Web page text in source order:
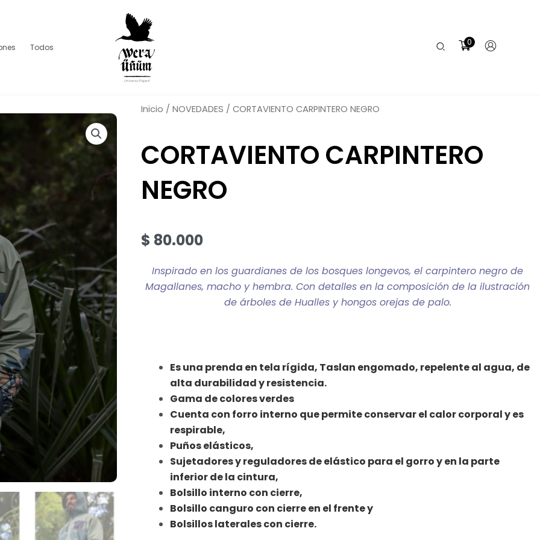
Todos Buscar
0
Inicio / NOVEDADES / CORTAVIENTO CARPINTERO NEGRO
CORTAVIENTO CARPINTERO
NEGRO
$ 80.000
Inspirado en los guardianes de los bosques longevos, el carpintero negro de
Magallanes, macho y hembra. Con detalles en la composición de la ilustración
de árboles de Hualles y hongos orejas de palo.
Es una prenda en tela rígida, Taslan engomado, repelente al agua, de
alta durabilidad y resistencia.
Gama de colores verdes
Cuenta con forro interno que permite conservar el calor corporal y es
respirable,
Puños elásticos,
Sujetadores y reguladores de elástico para el gorro y en la parte
inferior de la cintura,
Bolsillo interno con cierre,
Bolsillo canguro con cierre en el frente y
Bolsillos laterales con cierre.